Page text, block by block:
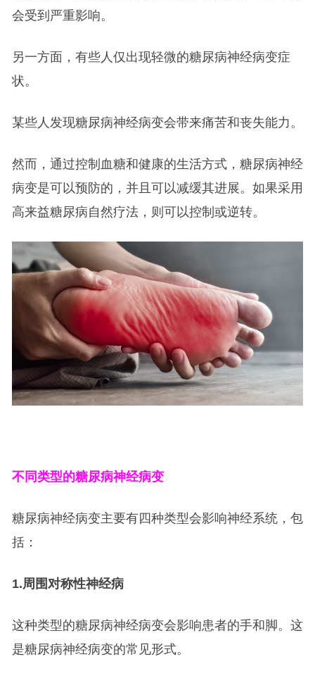
会受到严重影响。
另一方面，有些人仅出现轻微的糖尿病神经病变症
状。
某些人发现糖尿病神经病变会带来痛苦和丧失能力。
然而，通过控制血糖和健康的生活方式，糖尿病神经
病变是可以预防的，并且可以减缓其进展。如果采用
高来益糖尿病自然疗法，则可以控制或逆转。
不同类型的糖尿病神经病变
糖尿病神经病变主要有四种类型会影响神经系统，包
括：
1.周围对称性神经病
这种类型的糖尿病神经病变会影响患者的手和脚。这
是糖尿病神经病变的常见形式。